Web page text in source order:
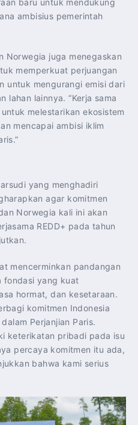
baru untuk mendukung
ambisius pemerintah
Norwegia juga menegaskan
memperkuat perjuangan
untuk mengurangi emisi dari
lahan lainnya. “Kerja sama
melestarikan ekosistem
mencapai ambisi iklim
yang menghadiri
agar komitmen
Norwegia kali ini akan
REDD+ pada tahun
mencerminkan pandangan
fondasi yang kuat
hormat, dan kesetaraan.
komitmen Indonesia
Perjanjian Paris.
keterikatan pribadi pada isu
percaya komitmen itu ada,
bahwa kami serius